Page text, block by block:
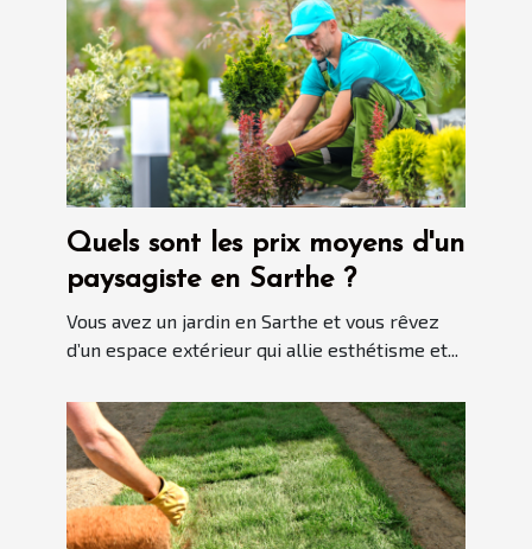
Quels sont les prix moyens d'un
paysagiste en Sarthe ?
Vous avez un jardin en Sarthe et vous rêvez
d’un espace extérieur qui allie esthétisme et...